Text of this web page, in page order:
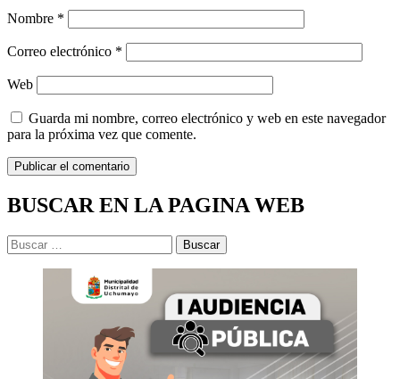
Nombre *
Correo electrónico *
Web
Guarda mi nombre, correo electrónico y web en este navegador
para la próxima vez que comente.
BUSCAR EN LA PAGINA WEB
Buscar: